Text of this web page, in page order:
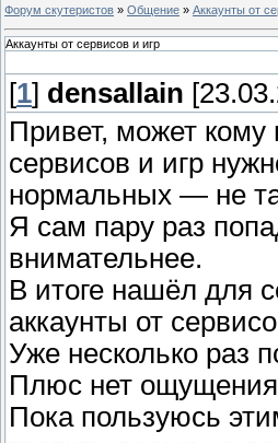
Форум скутеристов » Общение » Аккаунты от
Аккаунты от сервисов и игр
[1] densallain
Привет, может кому
сервисов и игр
нормальных — не
Я сам пару раз
внимательнее.
В итоге нашёл для
аккаунты от
Уже несколько раз
Плюс нет
Пока пользуюсь